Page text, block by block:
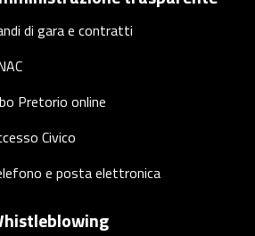
di gara e contratti
Pretorio online
Civico
e posta elettronica